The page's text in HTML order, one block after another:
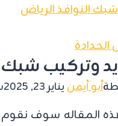
الرياض
0555479146
مقاول
شبوك
حديد
الرياض
الحدادة
شبك النوافذ الرياض ت:
أبو أيمن يناير 23, 2025
المقاله سوف نقوم